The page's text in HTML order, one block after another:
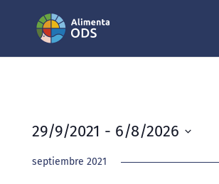
29/9/2021 - 6/8/2026
fecha.
septiembre 2021